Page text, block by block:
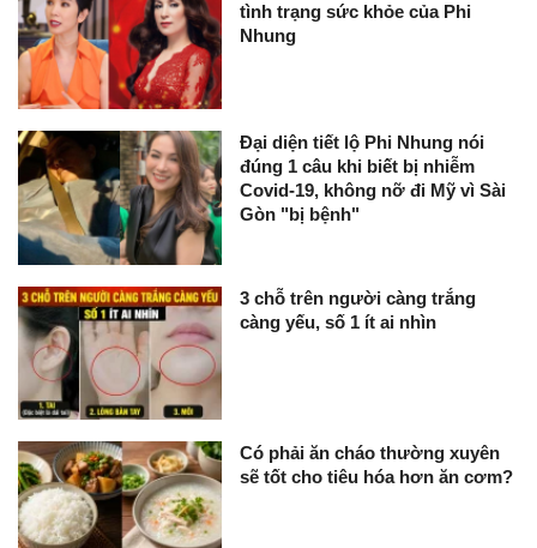
tình trạng sức khỏe của Phi
Nhung
Đại diện tiết lộ Phi Nhung nói
đúng 1 câu khi biết bị nhiễm
Covid-19, không nỡ đi Mỹ vì Sài
Gòn "bị bệnh"
3 chỗ trên người càng trắng
càng yếu, số 1 ít ai nhìn
Có phải ăn cháo thường xuyên
sẽ tốt cho tiêu hóa hơn ăn cơm?